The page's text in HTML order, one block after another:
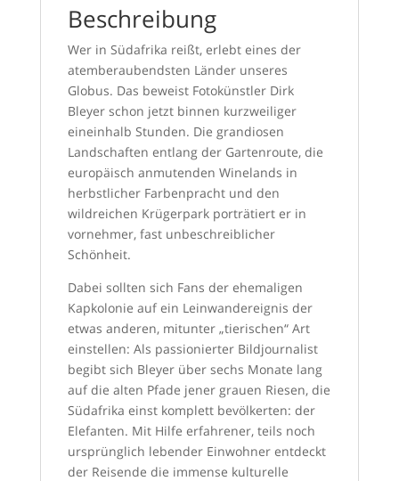
Beschreibung
Wer in Südafrika reißt, erlebt eines der
atemberaubendsten Länder unseres
Globus. Das beweist Fotokünstler Dirk
Bleyer schon jetzt binnen kurzweiliger
eineinhalb Stunden. Die grandiosen
Landschaften entlang der Gartenroute, die
europäisch anmutenden Winelands in
herbstlicher Farbenpracht und den
wildreichen Krügerpark porträtiert er in
vornehmer, fast unbeschreiblicher
Schönheit.
Dabei sollten sich Fans der ehemaligen
Kapkolonie auf ein Leinwandereignis der
etwas anderen, mitunter „tierischen“ Art
einstellen: Als passionierter Bildjournalist
begibt sich Bleyer über sechs Monate lang
auf die alten Pfade jener grauen Riesen, die
Südafrika einst komplett bevölkerten: der
Elefanten. Mit Hilfe erfahrener, teils noch
ursprünglich lebender Einwohner entdeckt
der Reisende die immense kulturelle